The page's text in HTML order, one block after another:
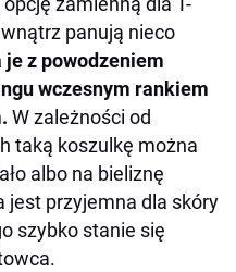
panują nieco
je z powodzeniem
wczesnym rankiem
W zależności od
taką koszulkę można
albo na bieliznę
jest przyjemna dla skóry
szybko stanie się